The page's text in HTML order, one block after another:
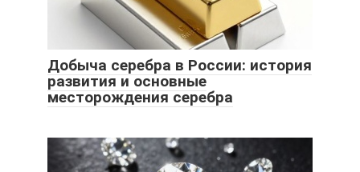
Добыча серебра в России: история
развития и основные
месторождения серебра